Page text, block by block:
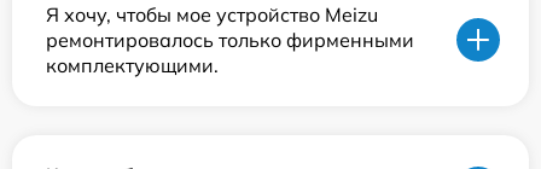
Я хочу, чтобы мое устройство Meizu
ремонтировалось только фирменными
комплектующими.